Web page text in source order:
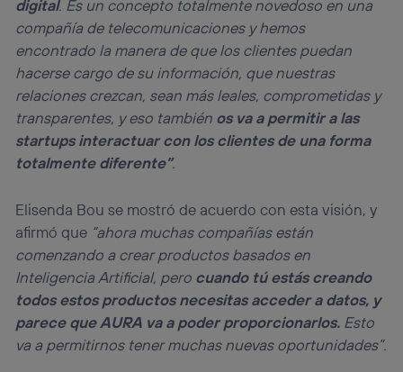
digital. Es un concepto totalmente novedoso en una
compañía de telecomunicaciones y hemos
encontrado la manera de que los clientes puedan
hacerse cargo de su información, que nuestras
relaciones crezcan, sean más leales, comprometidas y
transparentes, y eso también os va a permitir a las
startups interactuar con los clientes de una forma
totalmente diferente”.
Elisenda Bou se mostró de acuerdo con esta visión, y
afirmó que “ahora muchas compañías están
comenzando a crear productos basados en
Inteligencia Artificial, pero cuando tú estás creando
todos estos productos necesitas acceder a datos, y
parece que AURA va a poder proporcionarlos. Esto
va a permitirnos tener muchas nuevas oportunidades”.